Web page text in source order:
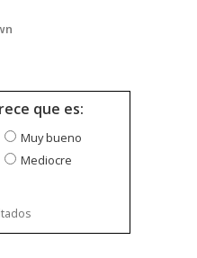
que es:
Muy bueno
Mediocre